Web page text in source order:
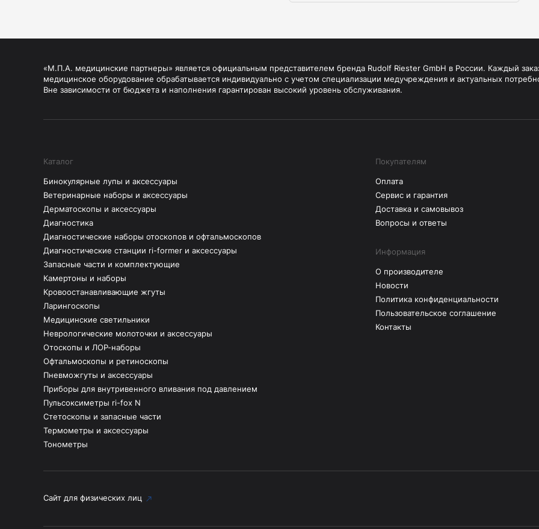
«М.П.А. медицинские партнеры» является официальным представителем бренда Rudolf Riester GmbH в России. Каждый
медицинское оборудование обрабатывается индивидуально с учетом специализации медучреждения и актуальных
Вне зависимости от бюджета и наполнения гарантирован высокий уровень обслуживания.
Каталог
Бинокулярные лупы и аксессуары
Ветеринарные наборы и аксессуары
Дерматоскопы и аксессуары
Диагностика
Диагностические наборы отоскопов и офтальмоскопов
Диагностические станции ri-former и аксессуары
Запасные части и комплектующие
Камертоны и наборы
Кровоостанавливающие жгуты
Ларингоскопы
Медицинские светильники
Неврологические молоточки и аксессуары
Отоскопы и ЛОР-наборы
Офтальмоскопы и ретиноскопы
Пневможгуты и аксессуары
Приборы для внутривенного вливания под давлением
Пульсоксиметры ri-fox N
Стетоскопы и запасные части
Термометры и аксессуары
Тонометры
Покупателям
Оплата
Сервис и гарантия
Доставка и самовывоз
Вопросы и ответы
Информация
О производителе
Новости
Политика конфиденциальности
Пользовательское соглашение
Контакты
Сайт для физических лиц